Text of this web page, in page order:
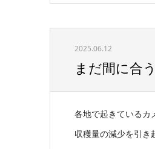
2025.06.12
まだ間に合
各地で起きているカ
収穫量の減少を引き